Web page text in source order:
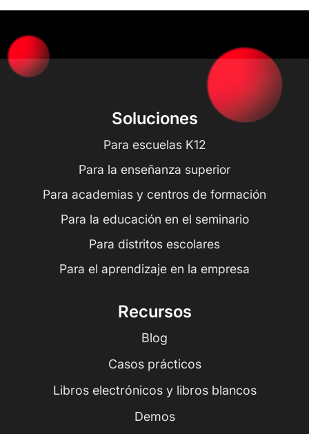
Soluciones
Para escuelas K12
Para la enseñanza superior
Para academias y centros de formación
Para la educación en el seminario
Para distritos escolares
Para el aprendizaje en la empresa
Recursos
Blog
Casos prácticos
Libros electrónicos y libros blancos
Demos